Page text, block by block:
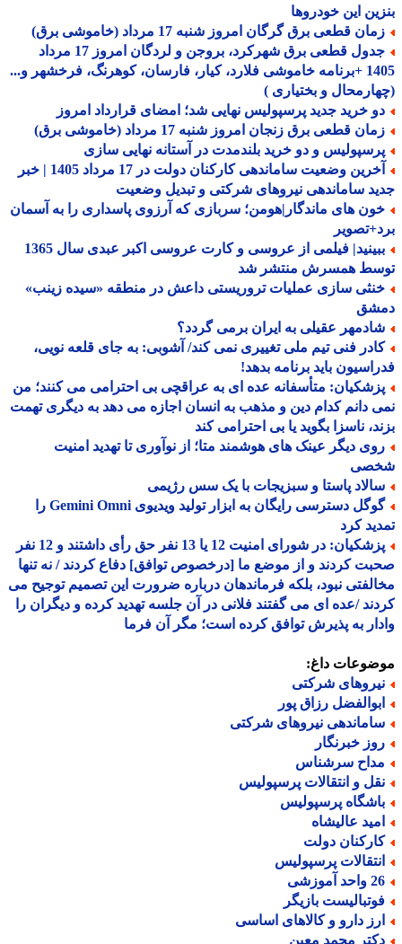
این خودروها
قطعی برق گرگان امروز شنبه 17 مرداد (خاموشی برق)
جدول قطعی برق شهرکرد، بروجن و لردگان امروز 17 مرداد
1405 +برنامه خاموشی فلارد، کیار، فارسان، کوهرنگ، فرخشهر و...
و بختیاری )
خرید جدید پرسپولیس نهایی شد؛ امضای قرارداد امروز
قطعی برق زنجان امروز شنبه 17 مرداد (خاموشی برق)
و دو خرید بلندمدت در آستانه نهایی سازی
آخرین وضعیت ساماندهی کارکنان دولت در 17 مرداد 1405 | خبر
ساماندهی نیروهای شرکتی و تبدیل وضعیت
های ماندگار|هومن؛ سربازی که آرزوی پاسداری را به آسمان
ببینید| فیلمی از عروسی و کارت عروسی اکبر عبدی سال 1365
همسرش منتشر شد
سازی عملیات تروریستی داعش در منطقه «سیده زینب»
عقیلی به ایران برمی گردد؟
فنی تیم ملی تغییری نمی کند/ آشوبی: به جای قلعه نویی،
باید برنامه بدهد!
متأسفانه عده ای به عراقچی بی احترامی می کنند؛ من
دانم کدام دین و مذهب به انسان اجازه می دهد به دیگری تهمت
ناسزا بگوید یا بی احترامی کند
دیگر عینک های هوشمند متا؛ از نوآوری تا تهدید امنیت
پاستا و سبزیجات با یک سس رژیمی
گوگل دسترسی رایگان به ابزار تولید ویدیوی Gemini Omni را
کرد
پزشکیان: در شورای امنیت 12 یا 13 نفر حق رأی داشتند و 12 نفر
کردند و از موضع ما [درخصوص توافق] دفاع کردند / نه تنها
نبود، بلکه فرماندهان درباره ضرورت این تصمیم توجیح می
/عده ای می گفتند فلانی در آن جلسه تهدید کرده و دیگران را
به پذیرش توافق کرده است؛ مگر آن فرما
داغ:
شرکتی
رزاق پور
نیروهای شرکتی
خبرنگار
سرشناس
و انتقالات پرسپولیس
پرسپولیس
عالیشاه
دولت
پرسپولیس
آموزشی
بازیگر
دارو و کالاهای اساسی
محمد معین